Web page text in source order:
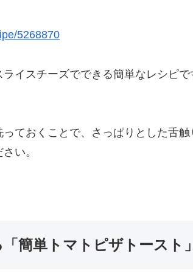
5268870
イスチーズでできる簡単なレシピ
ておくことで、さっぱりとした舌
い。
簡単トマトピザトースト」